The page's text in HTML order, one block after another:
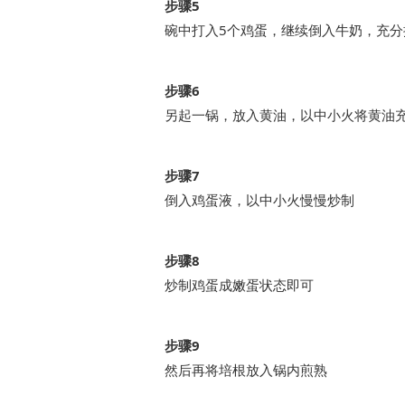
步骤5
碗中打入5个鸡蛋，继续倒入牛奶，充
步骤6
另起一锅，放入黄油，以中小火将黄油
步骤7
倒入鸡蛋液，以中小火慢慢炒制
步骤8
炒制鸡蛋成嫩蛋状态即可
步骤9
然后再将培根放入锅内煎熟